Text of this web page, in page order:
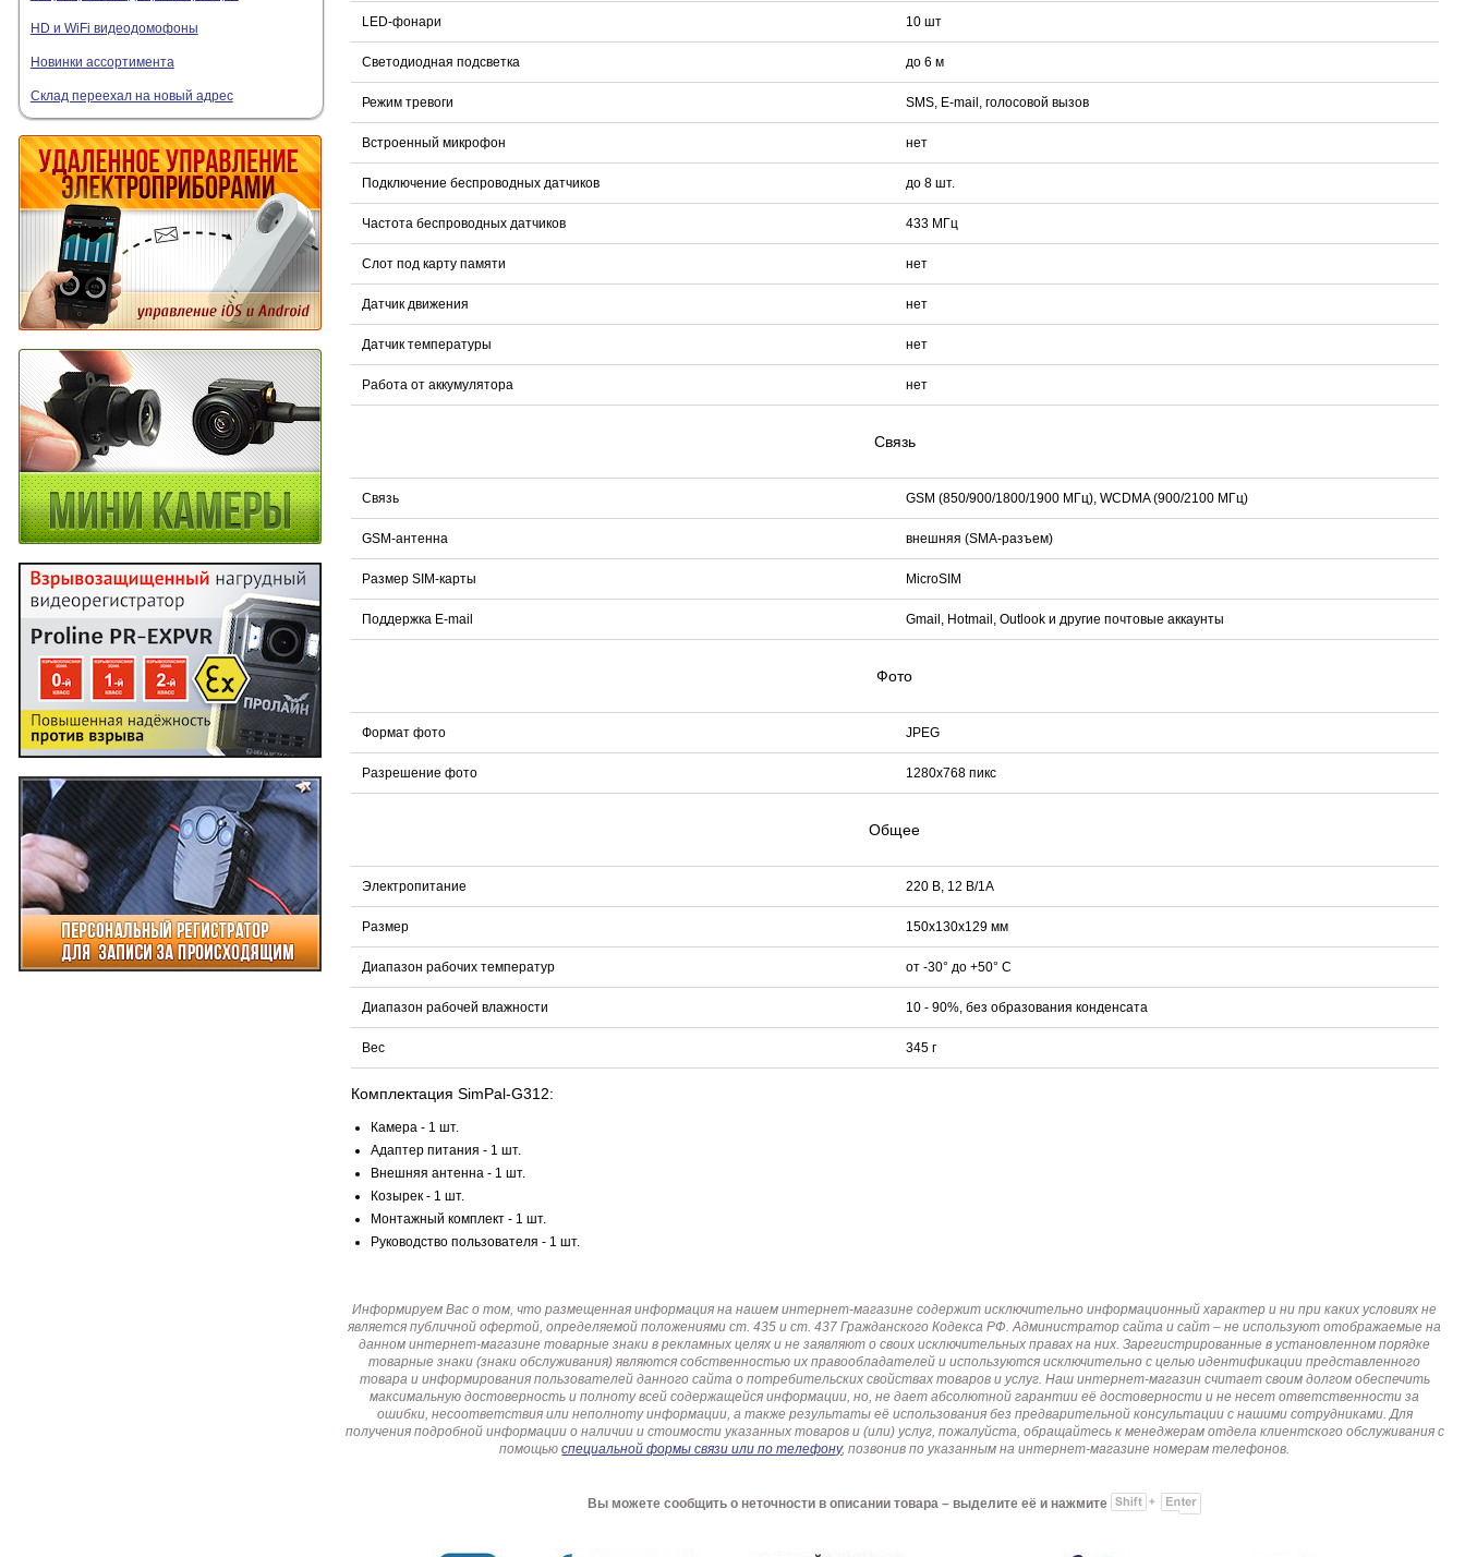
HD и WiFi видеодомофоны
Новинки ассортимента
Склад переехал на новый адрес
LED-фонари 10 шт
Светодиодная подсветка до 6 м
Режим тревоги SMS, E-mail, голосовой вызов
Встроенный микрофон нет
Подключение беспроводных датчиков до 8 шт.
Частота беспроводных датчиков 433 МГц
Слот под карту памяти нет
Датчик движения нет
Датчик температуры нет
Работа от аккумулятора нет
Связь
Связь GSM (850/900/1800/1900 МГц), WCDMA (900/2100 МГц)
GSM-антенна внешняя (SMA-разъем)
Размер SIM-карты MicroSIM
Поддержка E-mail Gmail, Hotmail, Outlook и другие почтовые аккаунты
Фото
Формат фото JPEG
Разрешение фото 1280х768 пикс
Общее
Электропитание 220 В, 12 В/1A
Размер 150x130x129 мм
Диапазон рабочих температур от -30° до +50° С
Диапазон рабочей влажности 10 - 90%, без образования конденсата
Вес 345 г
Комплектация SimPal-G312:
Камера - 1 шт.
Адаптер питания - 1 шт.
Внешняя антенна - 1 шт.
Козырек - 1 шт.
Монтажный комплект - 1 шт.
Руководство пользователя - 1 шт.
Информируем Вас о том, что размещенная информация на нашем интернет-магазине содержит исключительно информационный характер и ни при каких условиях не
является публичной офертой, определяемой положениями ст. 435 и ст. 437 Гражданского Кодекса РФ. Администратор сайта и сайт – не используют отображаемые на
данном интернет-магазине товарные знаки в рекламных целях и не заявляют о своих исключительных правах на них. Зарегистрированные в установленном порядке
товарные знаки (знаки обслуживания) являются собственностью их правообладателей и используются исключительно с целью идентификации представленного
товара и информирования пользователей данного сайта о потребительских свойствах товаров и услуг. Наш интернет-магазин считает своим долгом обеспечить
максимальную достоверность и полноту всей содержащейся информации, но, не дает абсолютной гарантии её достоверности и не несет ответственности за
ошибки, несоответствия или неполноту информации, а также результаты её использования без предварительной консультации с нашими сотрудниками. Для
получения подробной информации о наличии и стоимости указанных товаров и (или) услуг, пожалуйста, обращайтесь к менеджерам отдела клиентского обслуживания с
помощьюспециальной формы связи или по телефону, позвонив по указанным на интернет-магазине номерам телефонов.
Вы можете сообщить о неточности в описании товара – выделите её и нажмите